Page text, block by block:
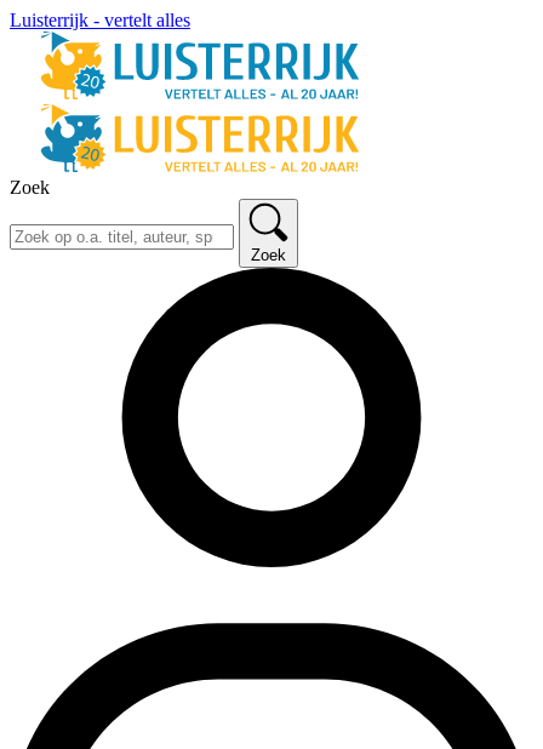
Luisterrijk - vertelt alles
Zoek
Zoek